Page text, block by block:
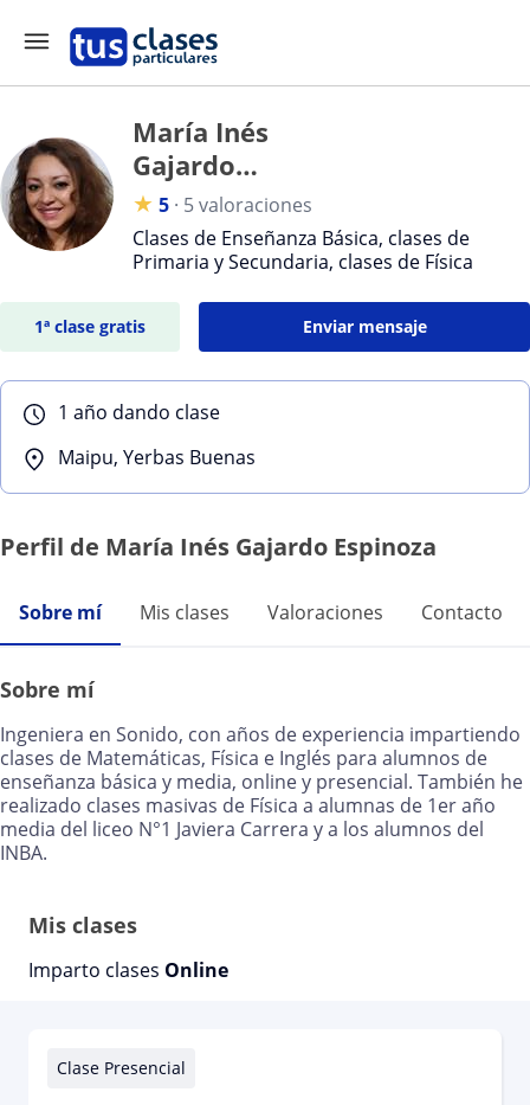
María Inés
Gajardo
Espinoza
★ 5 · 5 valoraciones
Clases de Enseñanza Básica, clases de
Primaria y Secundaria, clases de Física
1ª clase gratis Enviar mensaje
1 año dando clase
Maipu, Yerbas Buenas
Perfil de María Inés Gajardo Espinoza
Sobre mí Mis clases Valoraciones Contacto
Sobre mí
Ingeniera en Sonido, con años de experiencia impartiendo
clases de Matemáticas, Física e Inglés para alumnos de
enseñanza básica y media, online y presencial. También he
realizado clases masivas de Física a alumnas de 1er año
media del liceo N°1 Javiera Carrera y a los alumnos del
INBA.
Mis clases
Imparto clases Online
Clase Presencial